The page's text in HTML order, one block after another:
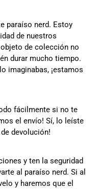
paraíso nerd. Estoy
de nuestros
de colección no
durar mucho tiempo.
imaginabas, ¡estamos
fácilmente si no te
el envío! Sí, lo leíste
devolución!
y ten la seguridad
al paraíso nerd. Si al
y haremos que el